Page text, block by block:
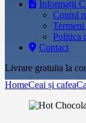
Informații
Contul
Politica
Contact
Livrare gratuita la
HomeCeai și cafea